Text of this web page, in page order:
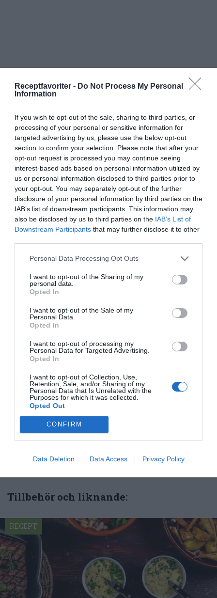
Receptfavoriter - Do Not Process My Personal
Information
If you wish to opt-out of the sale, sharing to third parties, or
processing of your personal or sensitive information for
targeted advertising by us, please use the below opt-out
section to confirm your selection. Please note that after your
opt-out request is processed you may continue seeing
interest-based ads based on personal information utilized by
us or personal information disclosed to third parties prior to
your opt-out. You may separately opt-out of the further
disclosure of your personal information by third parties on the
IAB’s list of downstream participants. This information may
also be disclosed by us to third parties on the IAB’s List of
Downstream Participants that may further disclose it to other
Personal Data Processing Opt Outs
I want to opt-out of the Sharing of my
personal data.
Opted In
I want to opt-out of the Sale of my
Personal Data.
Opted In
I want to opt-out of processing my
Personal Data for Targeted Advertising.
Opted In
I want to opt-out of Collection, Use,
Retention, Sale, and/or Sharing of my
Personal Data that Is Unrelated with the
Purposes for which it was collected.
Opted Out
CONFIRM
Data Deletion Data Access Privacy Policy
Sidorätter och tillbehör Sötpotatis
Olja
Fest
Buffé Avancerat
Amerikansk mat
Vegetariskt
Vegan Friterad mat
E-mail Skriv ut
Medel:4.1(20röster)
364 kcal
Publicerat:2017-08-18,Uppdaterat: 2021-05-18
Författare:Henrik
Mattsson
Jag är matskribent samt kock
Måltidsvetenskap från
restauranghögskolan i Grythyttan. På denna sida
delar jag med mig av tusentals olika recept för alla
smaker - noviser som hemmakockar. Alla recept
har jag provlagat, skrivit och fotat så att du ska
kunna laga dem med bästa resultat hemma. Läs mer
Tillbehör och liknande:
RECEPT